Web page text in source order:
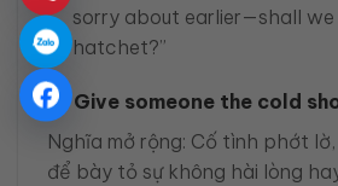
sorry about earlier—shall
hatchet?”
Give someone the cold
Nghĩa mở rộng: Cố tình phớt
để bày tỏ sự không hài lòng